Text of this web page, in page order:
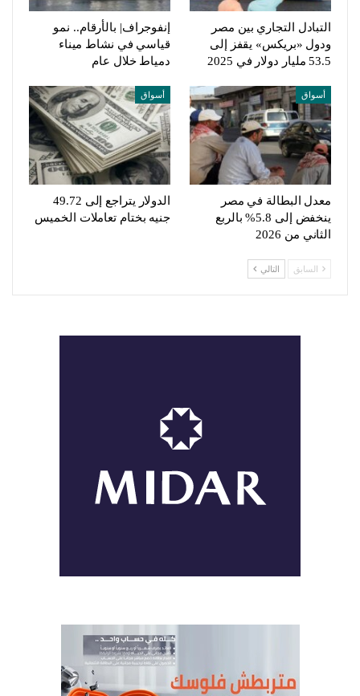
التبادل التجاري بين مصر
ودول «بريكس» يقفز إلى
53.5 مليار دولار في 2025
إنفوجراف| بالأرقام.. نمو
قياسي في نشاط ميناء
دمياط خلال عام
أسواق
معدل البطالة في مصر
ينخفض إلى 5.8% بالربع
الثاني من 2026
أسواق
الدولار يتراجع إلى 49.72
جنيه بختام تعاملات الخميس
السابق التالي